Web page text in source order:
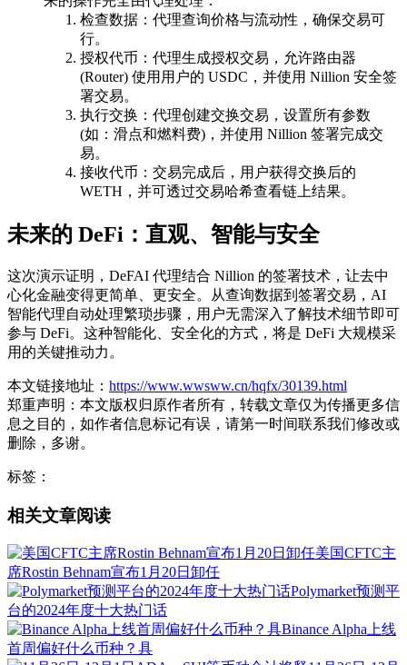
检查数据：代理查询价格与流动性，确保交易可
行。
授权代币：代理生成授权交易，允许路由器
(Router) 使用用户的 USDC，并使用 Nillion 安全签
署交易。
执行交换：代理创建交换交易，设置所有参数
(如：滑点和燃料费)，并使用 Nillion 签署完成交
易。
接收代币：交易完成后，用户获得交换后的
WETH，并可透过交易哈希查看链上结果。
未来的 DeFi：直观、智能与安全
这次演示证明，DeFAI 代理结合 Nillion 的签署技术，让去中
心化金融变得更简单、更安全。从查询数据到签署交易，AI
智能代理自动处理繁琐步骤，用户无需深入了解技术细节即可
参与 DeFi。这种智能化、安全化的方式，将是 DeFi 大规模采
用的关键推动力。
本文链接地址： https://www.wwsww.cn/hqfx/30139.html
郑重声明：本文版权归原作者所有，转载文章仅为传播更多信
息之目的，如作者信息标记有误，请第一时间联系我们修改或
删除，多谢。
标签：
相关文章阅读
美国CFTC主
席Rostin Behnam宣布1月20日卸任
Polymarket预测平
台的2024年度十大热门话
Binance Alpha上线
首周偏好什么币种？具